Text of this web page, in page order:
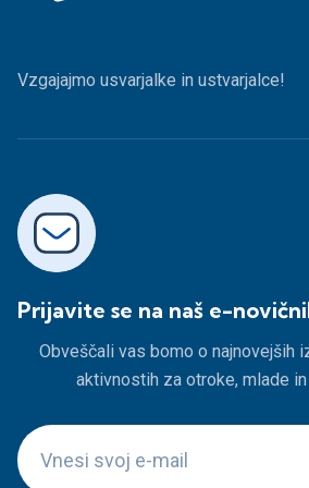
Vzgajajmo usvarjalke in ustvarjalce!
Prijavite se na naš e-
Obveščali vas bomo o najnovejših
aktivnostih za otroke, mlade